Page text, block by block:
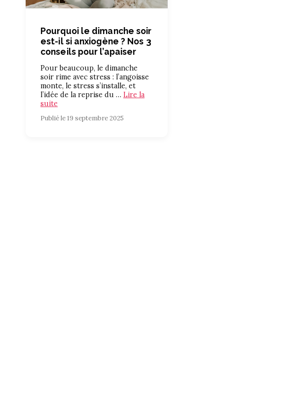
Pourquoi le dimanche soir
est-il si anxiogène ? Nos 3
conseils pour l’apaiser
Pour beaucoup, le dimanche
soir rime avec stress : l’angoisse
monte, le stress s’installe, et
l’idée de la reprise du … Lire la
suite
Publié le 19 septembre 2025